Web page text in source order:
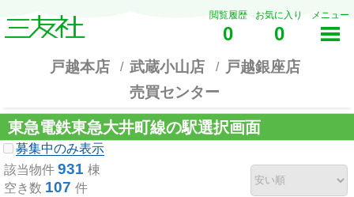
閲覧履歴
0
お気に入り
0
メニュー
戸越本店 武蔵小山店
戸越銀座店
売買センター
東急電鉄東急大井町線の駅選択画面
募集中のみ表示
該当物件 931 棟
空き数 107 件